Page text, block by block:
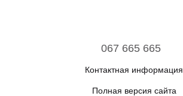
067 665 665
Контактная информация
Полная версия сайта